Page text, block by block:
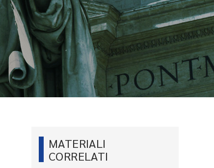
MATERIALI
CORRELATI